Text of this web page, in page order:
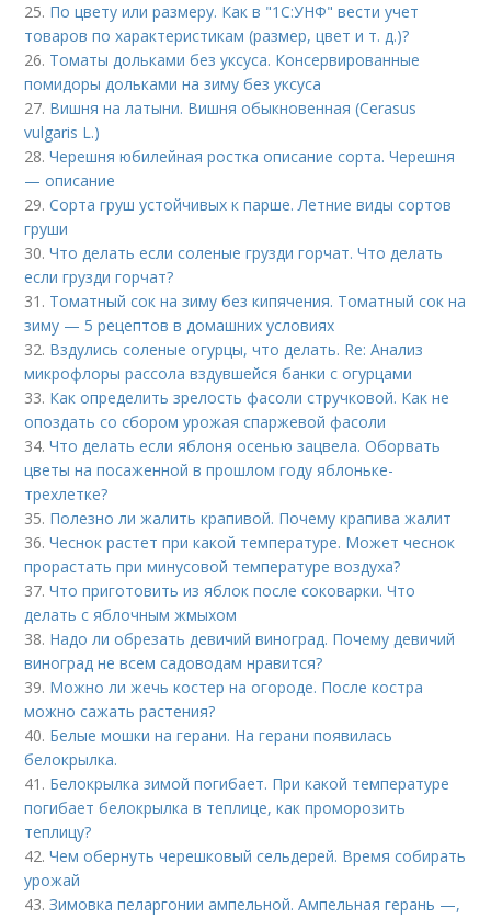
25. По цвету или размеру. Как в "1С:УНФ" вести учет
товаров по характеристикам (размер, цвет и т. д.)?
26. Томаты дольками без уксуса. Консервированные
помидоры дольками на зиму без уксуса
27. Вишня на латыни. Вишня обыкновенная (Cerasus
vulgaris L.)
28.Черешня юбилейная ростка описание сорта. Черешня
— описание
29.Сорта груш устойчивых к парше. Летние виды сортов
груши
30.Что делать если соленые грузди горчат. Что делать
если грузди горчат?
31. Томатный сок на зиму без кипячения. Томатный сок на
зиму — 5 рецептов в домашних условиях
32. Вздулись соленые огурцы, что делать. Re: Анализ
микрофлоры рассола вздувшейся банки с огурцами
33. Как определить зрелость фасоли стручковой. Как не
опоздать со сбором урожая спаржевой фасоли
34.Что делать если яблоня осенью зацвела. Оборвать
цветы на посаженной в прошлом году яблоньке-
трехлетке?
35. Полезно ли жалить крапивой. Почему крапива жалит
36.Чеснок растет при какой температуре. Может чеснок
прорастать при минусовой температуре воздуха?
37.Что приготовить из яблок после соковарки. Что
делать с яблочным жмыхом
38. Надо ли обрезать девичий виноград. Почему девичий
виноград не всем садоводам нравится?
39. Можно ли жечь костер на огороде. После костра
можно сажать растения?
40. Белые мошки на герани. На герани появилась
белокрылка.
41. Белокрылка зимой погибает. При какой температуре
погибает белокрылка в теплице, как проморозить
теплицу?
42.Чем обернуть черешковый сельдерей. Время собирать
урожай
43.Зимовка пеларгонии ампельной. Ампельная герань —,